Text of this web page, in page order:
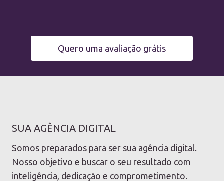
Quero uma avaliação grátis
SUA AGÊNCIA DIGITAL
Somos preparados para ser sua agência digital.
Nosso objetivo e buscar o seu resultado com
inteligência, dedicação e comprometimento.